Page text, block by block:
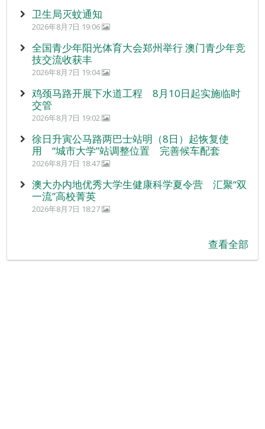
卫生局灭蚊通知
2026年8月7日 19:06
全国青少年阳光体育大会郑州举行 澳门青少年竞
技交流收获丰
2026年8月7日 19:04
鸡颈马路开展下水道工程 8月10日起实施临时
交管
2026年8月7日 19:02
徐日升寅公马路两巴士站明（8日）起恢复使
用 “城市大学”站调整位置 完善候车配套
2026年8月7日 18:47
澳大办内地优秀大学生健康科学夏令营 汇聚“双
一流”高校菁英
2026年8月7日 18:27
查看全部